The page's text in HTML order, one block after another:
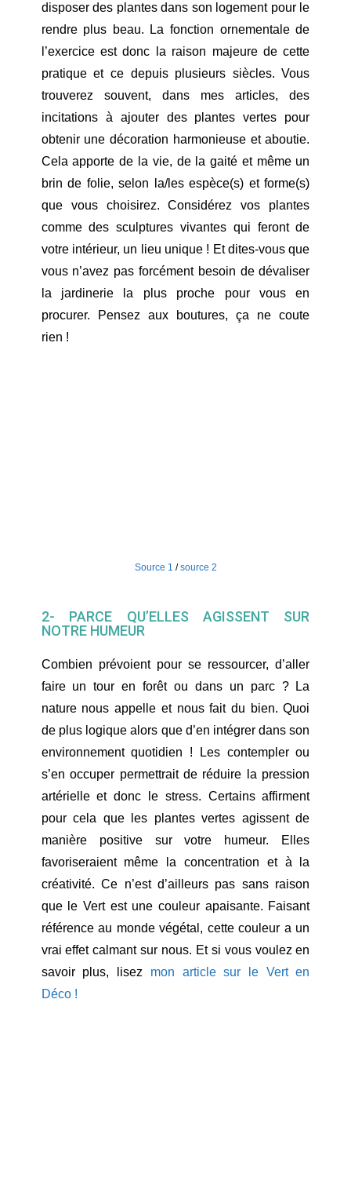
disposer des plantes dans son logement pour le
rendre plus beau. La fonction ornementale de
l’exercice est donc la raison majeure de cette
pratique et ce depuis plusieurs siècles. Vous
trouverez souvent, dans mes articles, des
incitations à ajouter des plantes vertes pour
obtenir une décoration harmonieuse et aboutie.
Cela apporte de la vie, de la gaité et même un
brin de folie, selon la/les espèce(s) et forme(s)
que vous choisirez. Considérez vos plantes
comme des sculptures vivantes qui feront de
votre intérieur, un lieu unique ! Et dites-vous que
vous n’avez pas forcément besoin de dévaliser
la jardinerie la plus proche pour vous en
procurer. Pensez aux boutures, ça ne coute
rien !
Source 1 /source 2
2- PARCE QU’ELLES AGISSENT SUR
NOTRE HUMEUR
Combien prévoient pour se ressourcer, d’aller
faire un tour en forêt ou dans un parc ? La
nature nous appelle et nous fait du bien. Quoi
de plus logique alors que d’en intégrer dans son
environnement quotidien ! Les contempler ou
s’en occuper permettrait de réduire la pression
artérielle et donc le stress. Certains affirment
pour cela que les plantes vertes agissent de
manière positive sur votre humeur. Elles
favoriseraient même la concentration et à la
créativité. Ce n’est d’ailleurs pas sans raison
que le Vert est une couleur apaisante. Faisant
référence au monde végétal, cette couleur a un
vrai effet calmant sur nous. Et si vous voulez en
savoir plus, lisez mon article sur le Vert en
Déco !